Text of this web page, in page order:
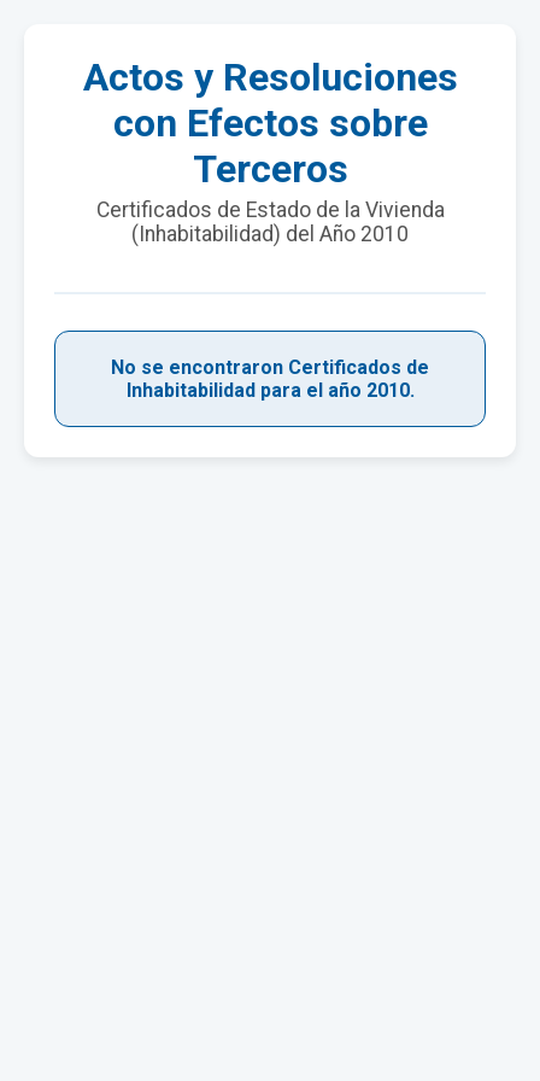
Actos y Resoluciones
con Efectos sobre
Terceros
Certificados de Estado de la Vivienda
(Inhabitabilidad) del Año 2010
No se encontraron Certificados de
Inhabitabilidad para el año 2010.